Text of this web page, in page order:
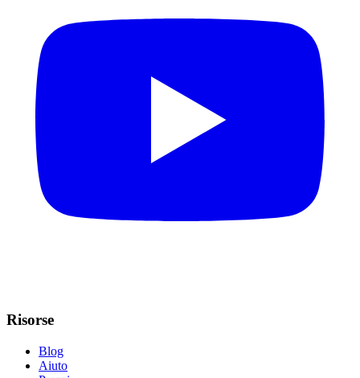
Risorse
Blog
Aiuto